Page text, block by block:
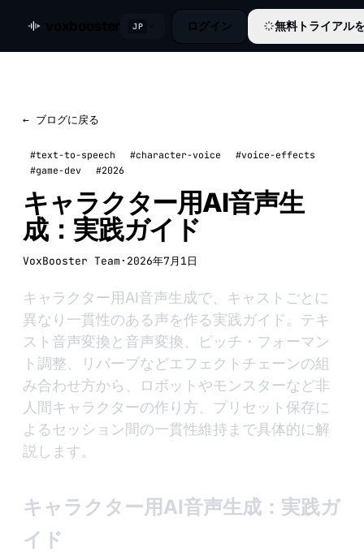
JP ログイン 無料トライアル
← ブログに戻る
#text-to-speech #character-voice
#voice-effects
#game-dev
#2026
キャラクター用AI音声生
成：実践ガイド
VoxBooster Team · 2026年7月1日
キャラクター用AI音声生成で、キャストごとに
異なり一貫性のある声を作る実践ガイド。テキ
スト音声変換と音声変換、ピッチ・フォーマン
ト調整、リバーブなどエフェクトチェーンの組
み合わせ方から、ロボットやモンスターなど非
人間キャラクターの作り方、プリセット保存に
よるセッション間の一貫性維持まで具体的に解
説します。
キャラクター用AI音声生成：実践ガ
イド